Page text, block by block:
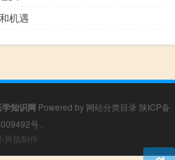
机遇
知识网 Powered by 网站分类目录 陕ICP备
号
男孩制作